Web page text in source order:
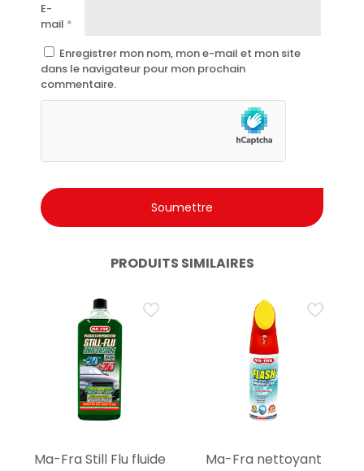
E-
mail *
Enregistrer mon nom, mon e-mail et mon site
dans le navigateur pour mon prochain
commentaire.
PRODUITS SIMILAIRES
Ma-Fra Still Flu fluide
Ma-Fra nettoyant